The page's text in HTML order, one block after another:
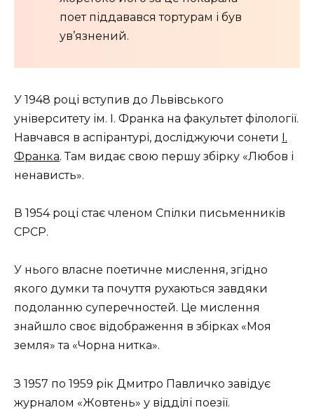
поет піддавався тортурам і був
ув’язнений.
У 1948 році вступив до Львівського
університету ім. І. Франка на факультет філології.
Навчався в аспірантурі, досліджуючи сонети І.
Франка. Там видає свою першу збірку «Любов і
ненависть».
В 1954 році стає членом Спілки письменників
СРСР.
У нього власне поетичне мислення, згідно
якого думки та почуття рухаються завдяки
подоланню суперечностей. Це мислення
знайшло своє відображення в збірках «Моя
земля» та «Чорна нитка».
З 1957 по 1959 рік Дмитро Павличко завідує
журналом «Жовтень» у відділі поезії.